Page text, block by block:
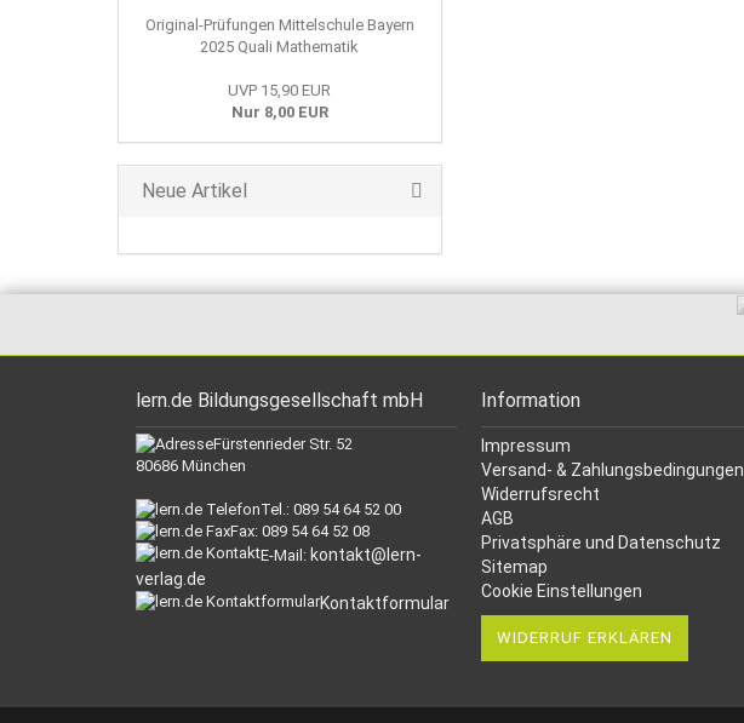
Original-Prüfungen Mittelschule Bayern
2025 Quali Mathematik
UVP 15,90 EUR
Nur 8,00 EUR
Neue Artikel
lern.de Bildungsgesellschaft mbH
Fürstenrieder Str. 52
80686 München
Tel.: 089 54 64 52 00
Fax: 089 54 64 52 08
E-Mail: kontakt@lern-
verlag.de
Kontaktformular
Information
Impressum
Versand- & Zahlungsbedingungen
Widerrufsrecht
AGB
Privatsphäre und Datenschutz
Sitemap
Cookie Einstellungen
WIDERRUF ERKLÄREN